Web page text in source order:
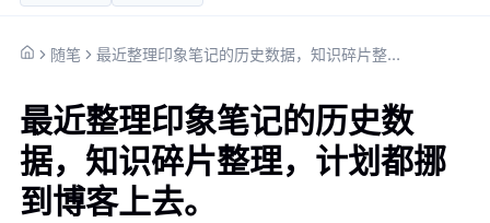
随笔 最近整理印象笔记的历史数据，知识碎片整理，计划都挪到博客上去。
最近整理印象笔记的历史数
据，知识碎片整理，计划都挪
到博客上去。